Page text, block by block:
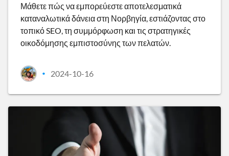
Μάθετε πώς να εμπορεύεστε αποτελεσματικά
καταναλωτικά δάνεια στη Νορβηγία, εστιάζοντας στο
τοπικό SEO, τη συμμόρφωση και τις στρατηγικές
οικοδόμησης εμπιστοσύνης των πελατών.
• 2024-10-16